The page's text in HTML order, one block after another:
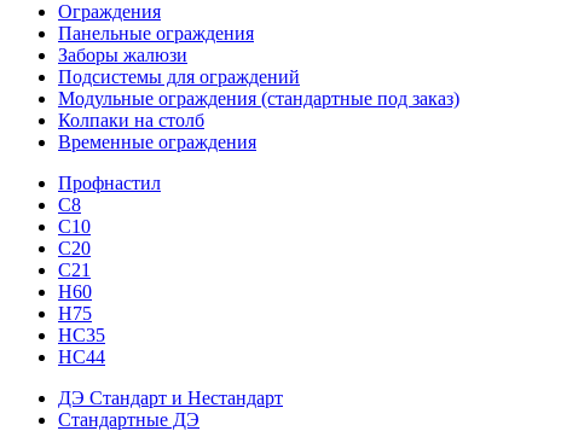
Ограждения
Панельные ограждения
Заборы жалюзи
Подсистемы для ограждений
Модульные ограждения (стандартные под заказ)
Колпаки на столб
Временные ограждения
Профнастил
С8
С10
С20
С21
H60
H75
HС35
НС44
ДЭ Стандарт и Нестандарт
Стандартные ДЭ